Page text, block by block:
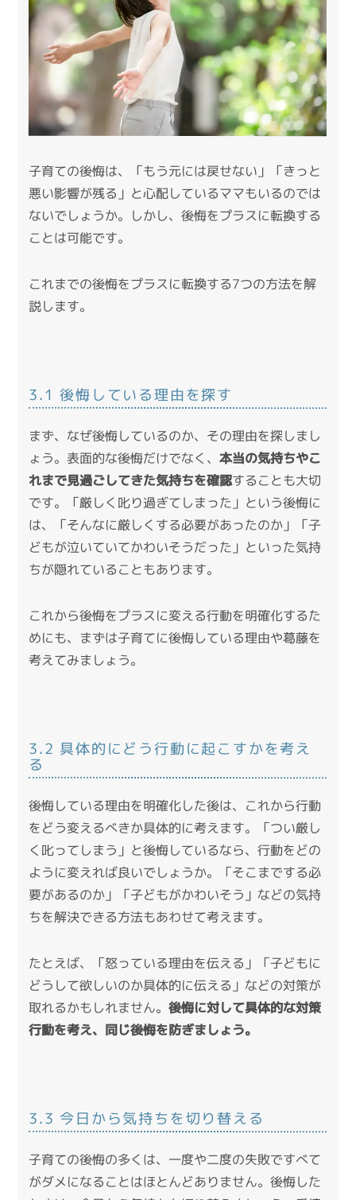
子育ての後悔は、「もう元には戻せない」「きっと
悪い影響が残る」と心配しているママもいるのでは
ないでしょうか。しかし、後悔をプラスに転換する
ことは可能です。
これまでの後悔をプラスに転換する7つの方法を解
説します。
3.1 後悔している理由を探す
まず、なぜ後悔しているのか、その理由を探しまし
ょう。表面的な後悔だけでなく、本当の気持ちやこ
れまで見過ごしてきた気持ちを確認することも大切
です。「厳しく叱り過ぎてしまった」という後悔に
は、「そんなに厳しくする必要があったのか」「子
どもが泣いていてかわいそうだった」といった気持
ちが隠れていることもあります。
これから後悔をプラスに変える行動を明確化するた
めにも、まずは子育てに後悔している理由や葛藤を
考えてみましょう。
3.2 具体的にどう行動に起こすかを考え
る
後悔している理由を明確化した後は、これから行動
をどう変えるべきか具体的に考えます。「つい厳し
く叱ってしまう」と後悔しているなら、行動をどの
ように変えれば良いでしょうか。「そこまでする必
要があるのか」「子どもがかわいそう」などの気持
ちを解決できる方法もあわせて考えます。
たとえば、「怒っている理由を伝える」「子どもに
どうして欲しいのか具体的に伝える」などの対策が
取れるかもしれません。後悔に対して具体的な対策
行動を考え、同じ後悔を防ぎましょう。
3.3 今日から気持ちを切り替える
子育ての後悔の多くは、一度や二度の失敗ですべて
がダメになることはほとんどありません。後悔した